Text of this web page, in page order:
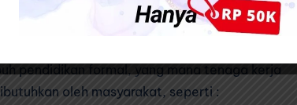
Formal Disebut
pendidikan formal, yang mana tenaga kerja
oleh masyarakat, seperti :